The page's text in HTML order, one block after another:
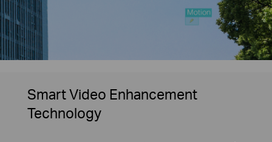
Smart Video Enhancement
Technology